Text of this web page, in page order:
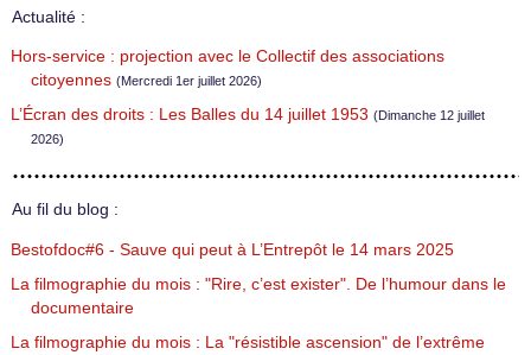
Actualité :
Hors-service : projection avec le Collectif des associations
citoyennes (Mercredi 1er juillet 2026)
L’Écran des droits : Les Balles du 14 juillet 1953 (Dimanche 12 juillet
2026)
Au fil du blog :
Bestofdoc#6 - Sauve qui peut à L’Entrepôt le 14 mars 2025
La filmographie du mois : "Rire, c’est exister". De l’humour dans le
documentaire
La filmographie du mois : La "résistible ascension" de l’extrême